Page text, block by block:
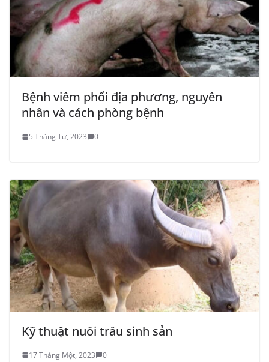
Bệnh viêm phổi địa phương, nguyên
nhân và cách phòng bệnh
5 Tháng Tư, 2023 0
Kỹ thuật nuôi trâu sinh sản
17 Tháng Một, 2023 0